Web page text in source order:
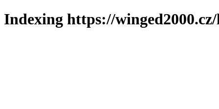
Indexing https://